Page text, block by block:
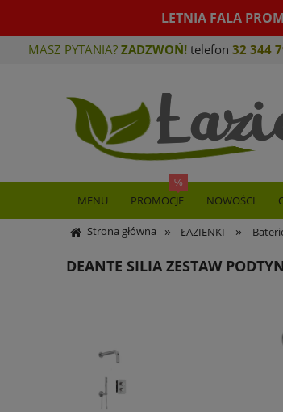
LETNIA FALA
MASZ PYTANIA? ZADZWOŃ! telefon 32 344
MENU PROMOCJE NOWOŚCI
Strona główna » ŁAZIENKI »
DEANTE SILIA ZESTAW